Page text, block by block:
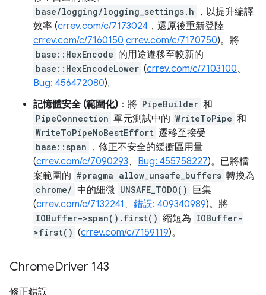
base/logging/logging_settings.h
，以提升編譯
效率 (crrev.com/c/7173024 ，還原後重新登陸
crrev.com/c/7160150 crrev.com/c/7170750)。將
base::HexEncode 的用途遷移至較新的
base::HexEncodeLower (crrev.com/c/7103100、
Bug: 456472080)。
記憶體安全 (範圍化) ：將 PipeBuilder 和
PipeConnection 單元測試中的 WriteToPipe 和
WriteToPipeNoBestEffort 遷移至接受
base::span
，修正不安全的緩衝區用量
(crrev.com/c/7090293、 Bug: 455758227)。已將檔
案範圍的 #pragma allow_unsafe_buffers 轉換為
chrome/ 中的細微 UNSAFE_TODO()
巨集
(crrev.com/c/7132241 、 錯誤: 409340989)。將
IOBuffer->span().first() 縮短為 IOBuffer-
>first() (crrev.com/c/7159119)。
ChromeDriver 143
修正錯誤